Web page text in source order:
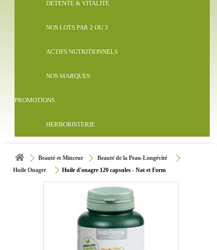
DETENTE & VITALITE
NOS LOTS PAR 2 OU 3
ACTIFS NUTRITIONNELS
NOS MARQUES
PROMOTIONS
HERBORISTERIE
Beauté et Minceur
Beauté de la Peau-Longévité
Huile Onagre
Huile d'onagre 120 capsules - Nat et Form